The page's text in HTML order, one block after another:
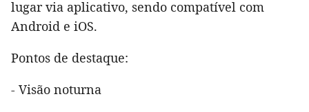
lugar via aplicativo, sendo compatível com
Android e iOS.
Pontos de destaque:
- Visão noturna